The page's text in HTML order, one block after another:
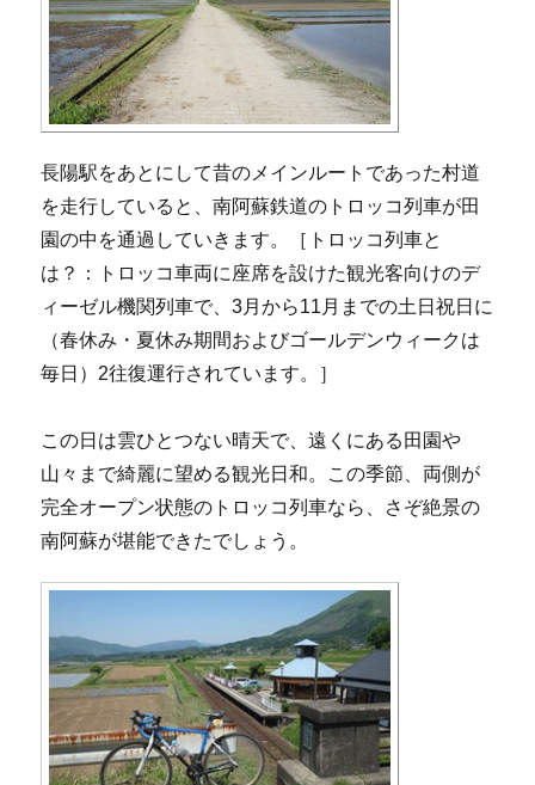
長陽駅をあとにして昔のメインルートであった村道
を走行していると、南阿蘇鉄道のトロッコ列車が田
園の中を通過していきます。［トロッコ列車と
は？：トロッコ車両に座席を設けた観光客向けのデ
ィーゼル機関列車で、3月から11月までの土日祝日に
（春休み・夏休み期間およびゴールデンウィークは
毎日）2往復運行されています。］
この日は雲ひとつない晴天で、遠くにある田園や
山々まで綺麗に望める観光日和。この季節、両側が
完全オープン状態のトロッコ列車なら、さぞ絶景の
南阿蘇が堪能できたでしょう。